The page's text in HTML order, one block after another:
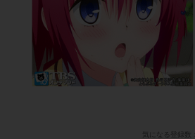
気になる登録数：